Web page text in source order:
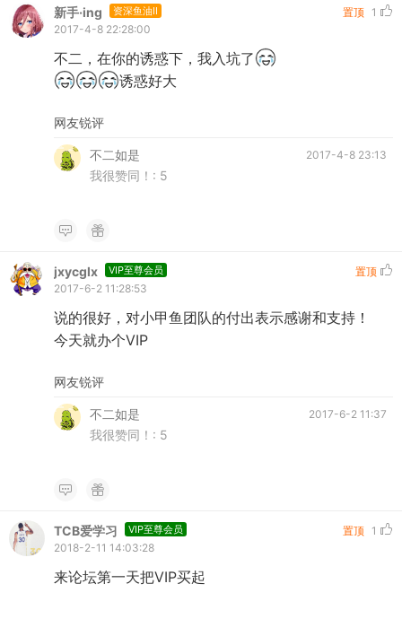
新手·ing 资深鱼油II 置顶 1
2017-4-8 22:28:00
不二，在你的诱惑下，我入坑了
诱惑好大
网友锐评
2017-4-8 23:13
不二如是
我很赞同！: 5
jxycglx VIP至尊会员
置顶
2017-6-2 11:28:53
说的很好，对小甲鱼团队的付出表示感谢和支持！
今天就办个VIP
网友锐评
2017-6-2 11:37
不二如是
我很赞同！: 5
TCB爱学习 VIP至尊会员 置顶 1
2018-2-11 14:03:28
来论坛第一天把VIP买起